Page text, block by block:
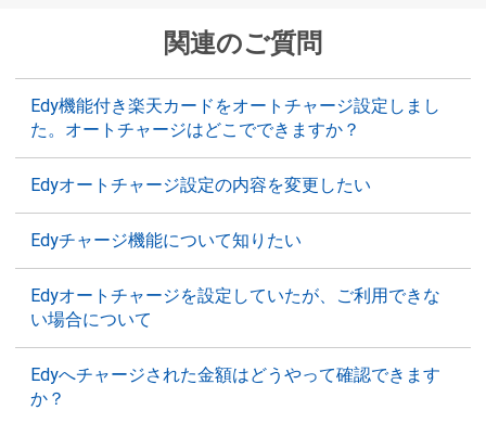
関連のご質問
Edy機能付き楽天カードをオートチャージ設定しまし
た。オートチャージはどこでできますか？
Edyオートチャージ設定の内容を変更したい
Edyチャージ機能について知りたい
Edyオートチャージを設定していたが、ご利用できな
い場合について
Edyへチャージされた金額はどうやって確認できます
か？